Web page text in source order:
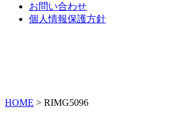
お問い合わせ
個人情報保護方針
HOME > RIMG5096